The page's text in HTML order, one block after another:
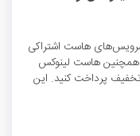
سرویس‌های هاست اشتراکی
هاست لینوکس
سون هاست با 10 درصد تخفیف پرداخت کنید. این